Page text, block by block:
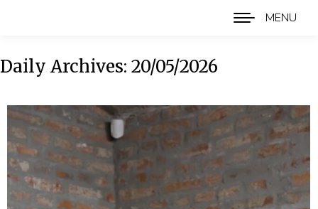
MENU
Daily Archives: 20/05/2026